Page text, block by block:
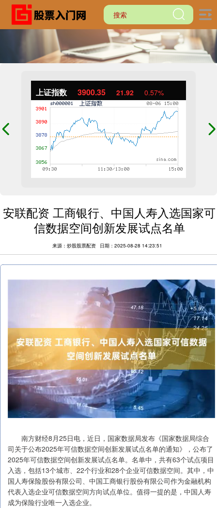
上证指数 3900.35 21.92 0.57%
安联配资 工商银行、中国人寿入选国家可
信数据空间创新发展试点名单
来源：炒股股票配资 日期：2025-08-28 14:23:51
南方财经8月25日电，近日，国家数据局发布《国家数据局综合
司关于公布2025年可信数据空间创新发展试点名单的通知》，公布了
2025年可信数据空间创新发展试点名单。名单中，共有63个试点项目
入选，包括13个城市、22个行业和28个企业可信数据空间。其中，中
国人寿保险股份有限公司、中国工商银行股份有限公司作为金融机构
代表入选企业可信数据空间方向试点单位。值得一提的是，中国人寿
成为保险行业唯一入选企业。